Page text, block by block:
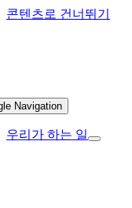
콘텐츠로 건너뛰기
Navigation
우리가 하는 일